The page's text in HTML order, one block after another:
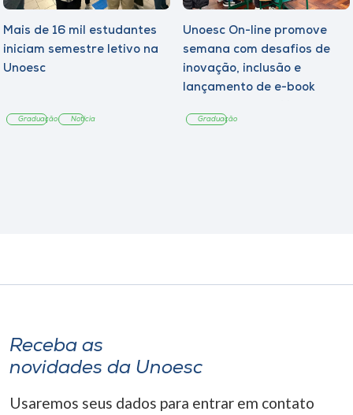
Mais de 16 mil estudantes
iniciam semestre letivo na
Unoesc
Graduação Notícia
Unoesc On-line promove
semana com desafios de
inovação, inclusão e
lançamento de e-book
Graduação
Receba as
novidades da Unoesc
Usaremos seus dados para entrar em contato